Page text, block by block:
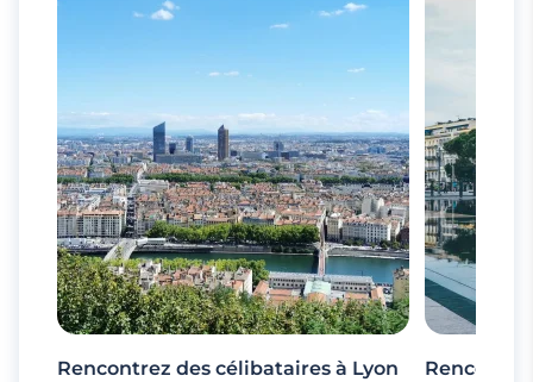
Rencontrez des célibataires à Lyon